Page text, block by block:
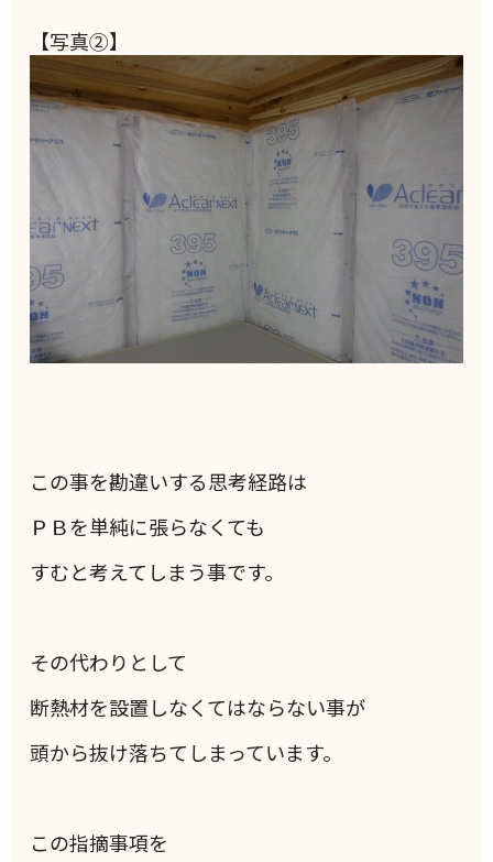
【写真②】
この事を勘違いする思考経路は
ＰＢを単純に張らなくても
すむと考えてしまう事です。
その代わりとして
断熱材を設置しなくてはならない事が
頭から抜け落ちてしまっています。
この指摘事項を